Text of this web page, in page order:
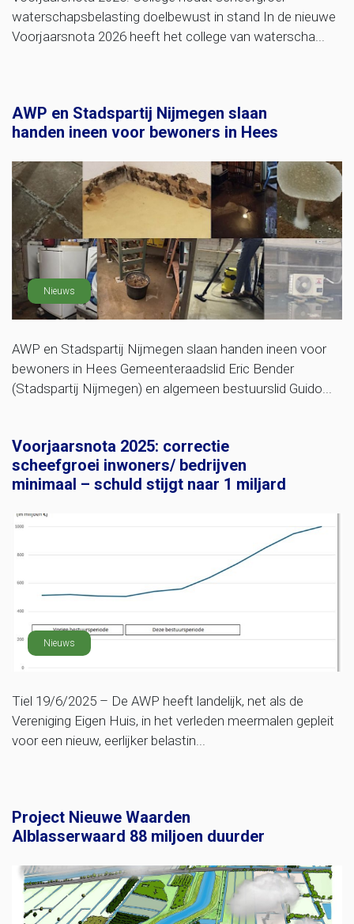
waterschapsbelasting doelbewust in stand In de nieuwe
Voorjaarsnota 2026 heeft het college van waterscha...
AWP en Stadspartij Nijmegen slaan
handen ineen voor bewoners in Hees
Nieuws
AWP en Stadspartij Nijmegen slaan handen ineen voor
bewoners in Hees Gemeenteraadslid Eric Bender
(Stadspartij Nijmegen) en algemeen bestuurslid Guido...
Voorjaarsnota 2025: correctie
scheefgroei inwoners/ bedrijven
minimaal – schuld stijgt naar 1 miljard
Nieuws
Tiel 19/6/2025 – De AWP heeft landelijk, net als de
Vereniging Eigen Huis, in het verleden meermalen gepleit
voor een nieuw, eerlijker belastin...
Project Nieuwe Waarden
Alblasserwaard 88 miljoen duurder